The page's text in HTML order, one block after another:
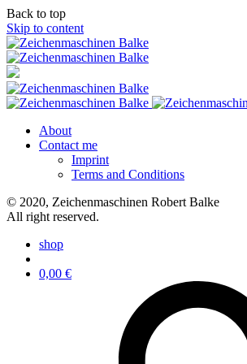
Back to top
Skip to content
About
Contact me
Imprint
Terms and Conditions
© 2020, Zeichenmaschinen Robert Balke
All right reserved.
shop
0,00 €